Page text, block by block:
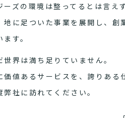
ーズの環境は整ってるとは言え
地に足ついた事業を展開し、創
す。
世界は満ち足りていません。
価値あるサービスを、誇りある
弊社に訪れてください。